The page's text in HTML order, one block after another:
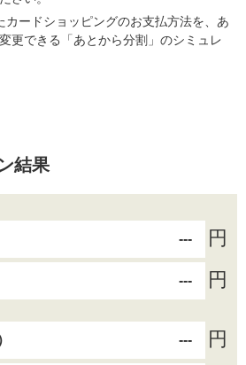
ードショッピングのお支払方法を、あ
更できる「あとから分割」のシミュレ
結果
--- 円
--- 円
--- 円